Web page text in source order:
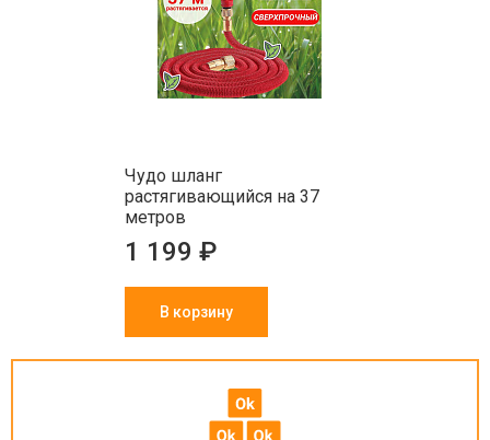
Чудо шланг
растягивающийся на 37
метров
1 199 ₽
В корзину